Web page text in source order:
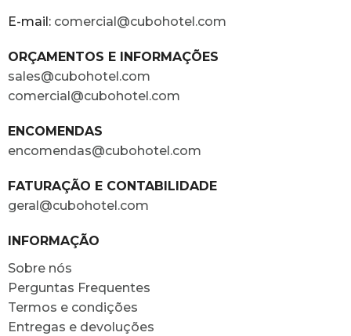
E-mail: comercial@cubohotel.com
ORÇAMENTOS E INFORMAÇÕES
sales@cubohotel.com
comercial@cubohotel.com
ENCOMENDAS
encomendas@cubohotel.com
FATURAÇÃO E CONTABILIDADE
geral@cubohotel.com
INFORMAÇÃO
Sobre nós
Perguntas Frequentes
Termos e condições
Entregas e devoluções